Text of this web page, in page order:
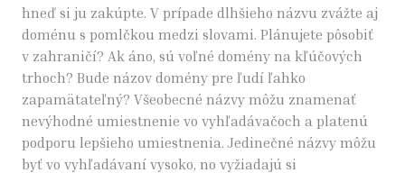
hneď si ju zakúpte. V prípade dlhšieho názvu zvážte aj
doménu s pomlčkou medzi slovami. Plánujete pôsobiť
v zahraničí? Ak áno, sú voľné domény na kľúčových
trhoch? Bude názov domény pre ľudí ľahko
zapamätateľný? Všeobecné názvy môžu znamenať
nevýhodné umiestnenie vo vyhľadávačoch a platenú
podporu lepšieho umiestnenia. Jedinečné názvy môžu
byť vo vyhľadávaní vysoko, no vyžiadajú si